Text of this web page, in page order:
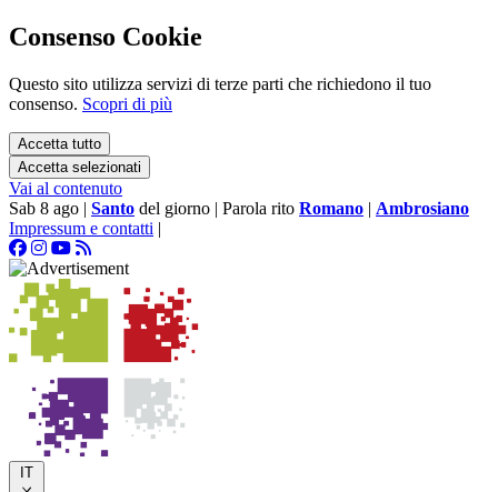
Consenso Cookie
Questo sito utilizza servizi di terze parti che richiedono il tuo
consenso. Scopri di più
Accetta tutto
Accetta selezionati
Vai al contenuto
Sab 8 ago | Santo del giorno | Parola rito Romano | Ambrosiano
Impressum e contatti |
IT